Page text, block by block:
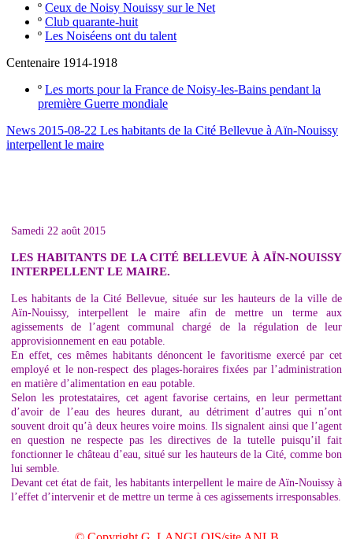
º Ceux de Noisy Nouissy sur le Net
º Club quarante-huit
º Les Noiséens ont du talent
Centenaire 1914-1918
º Les morts pour la France de Noisy-les-Bains pendant la
première Guerre mondiale
News 2015-08-22 Les habitants de la Cité Bellevue à Aïn-Nouissy
interpellent le maire
Samedi 22 août 2015
LES HABITANTS DE LA CITÉ BELLEVUE À AÏN-NOUISSY
INTERPELLENT LE MAIRE.
Les habitants de la Cité Bellevue, située sur les hauteurs de la ville de
Aïn-Nouissy, interpellent le maire afin de mettre un terme aux
agissements de l’agent communal chargé de la régulation de leur
approvisionnement en eau potable.
En effet, ces mêmes habitants dénoncent le favoritisme exercé par cet
employé et le non-respect des plages-horaires fixées par l’administration
en matière d’alimentation en eau potable.
Selon les protestataires, cet agent favorise certains, en leur permettant
d’avoir de l’eau des heures durant, au détriment d’autres qui n’ont
souvent droit qu’à deux heures voire moins. Ils signalent ainsi que l’agent
en question ne respecte pas les directives de la tutelle puisqu’il fait
fonctionner le château d’eau, situé sur les hauteurs de la Cité, comme bon
lui semble.
Devant cet état de fait, les habitants interpellent le maire de Aïn-Nouissy à
l’effet d’intervenir et de mettre un terme à ces agissements irresponsables.